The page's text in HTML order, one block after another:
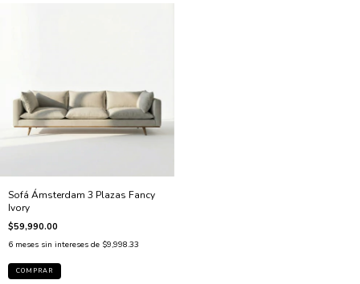
Sofá Ámsterdam 3 Plazas Fancy
Ivory
$59,990.00
6 meses sin intereses de $9,998.33
COMPRAR